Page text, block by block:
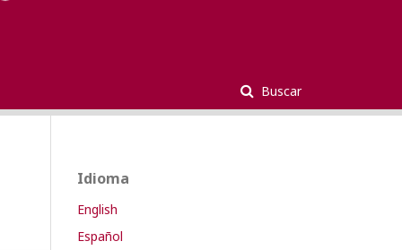
Buscar
Idioma
English
Español